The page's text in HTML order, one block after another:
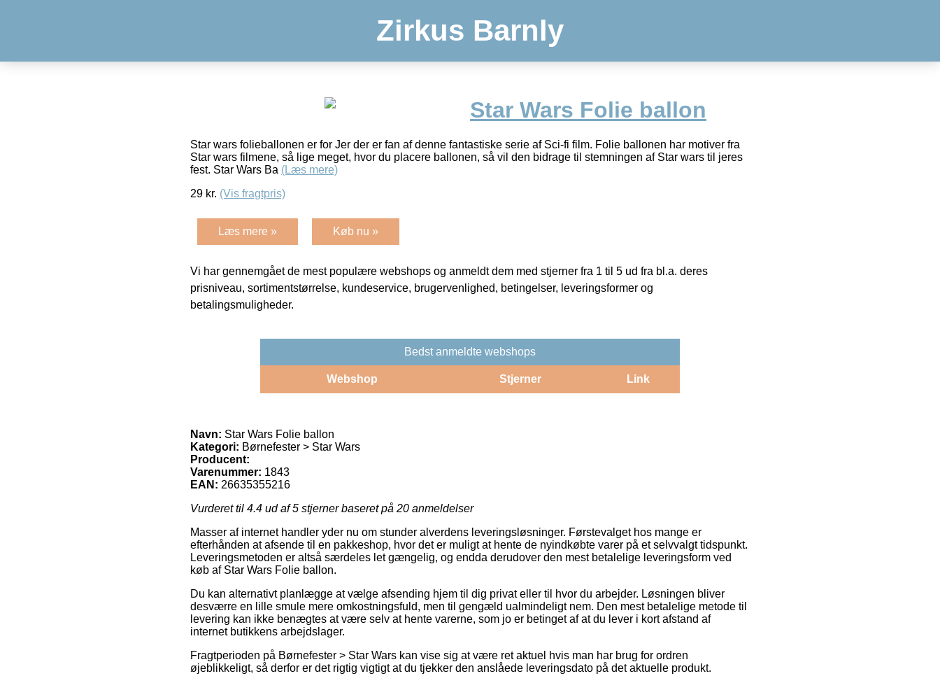
Zirkus Barnly
Star Wars Folie ballon
Star wars folieballonen er for Jer der er fan af denne fantastiske serie af Sci-fi film. Folie ballonen har motiver fra
Star wars filmene, så lige meget, hvor du placere ballonen, så vil den bidrage til stemningen af Star wars til jeres
fest. Star Wars Ba (Læs mere)
29 kr. (Vis fragtpris)
Læs mere » Køb nu »
Vi har gennemgået de mest populære webshops og anmeldt dem med stjerner fra 1 til 5 ud fra bl.a. deres
prisniveau, sortimentstørrelse, kundeservice, brugervenlighed, betingelser, leveringsformer og
betalingsmuligheder.
Bedst anmeldte webshops
Webshop Stjerner Link
Navn: Star Wars Folie ballon
Kategori: Børnefester > Star Wars
Producent:
Varenummer: 1843
EAN: 26635355216
Vurderet til 4.4 ud af 5 stjerner baseret på 20 anmeldelser
Masser af internet handler yder nu om stunder alverdens leveringsløsninger. Førstevalget hos mange er
efterhånden at afsende til en pakkeshop, hvor det er muligt at hente de nyindkøbte varer på et selvvalgt tidspunkt.
Leveringsmetoden er altså særdeles let gængelig, og endda derudover den mest betalelige leveringsform ved
køb af Star Wars Folie ballon.
Du kan alternativt planlægge at vælge afsending hjem til dig privat eller til hvor du arbejder. Løsningen bliver
desværre en lille smule mere omkostningsfuld, men til gengæld ualmindeligt nem. Den mest betalelige metode til
levering kan ikke benægtes at være selv at hente varerne, som jo er betinget af at du lever i kort afstand af
internet butikkens arbejdslager.
Fragtperioden på Børnefester > Star Wars kan vise sig at være ret aktuel hvis man har brug for ordren
øjeblikkeligt, så derfor er det rigtig vigtigt at du tjekker den anslåede leveringsdato på det aktuelle produkt.